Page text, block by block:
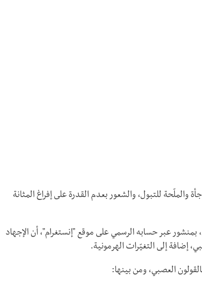
والملّحة للتبول، والشعور بعدم القدرة على إفراغ المثانة
عبر حسابه الرسمي على موقع "إنستغرام"، أن الإجهاد
إضافة إلى التغيّرات الهرمونية.
العصبي، ومن بينها: